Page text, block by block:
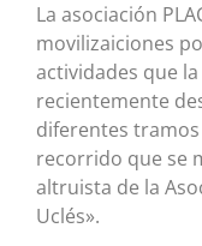
La asociación
movilizaiciones
actividades que
recientemente
diferentes
recorrido que se
altruista de la
Uclés».